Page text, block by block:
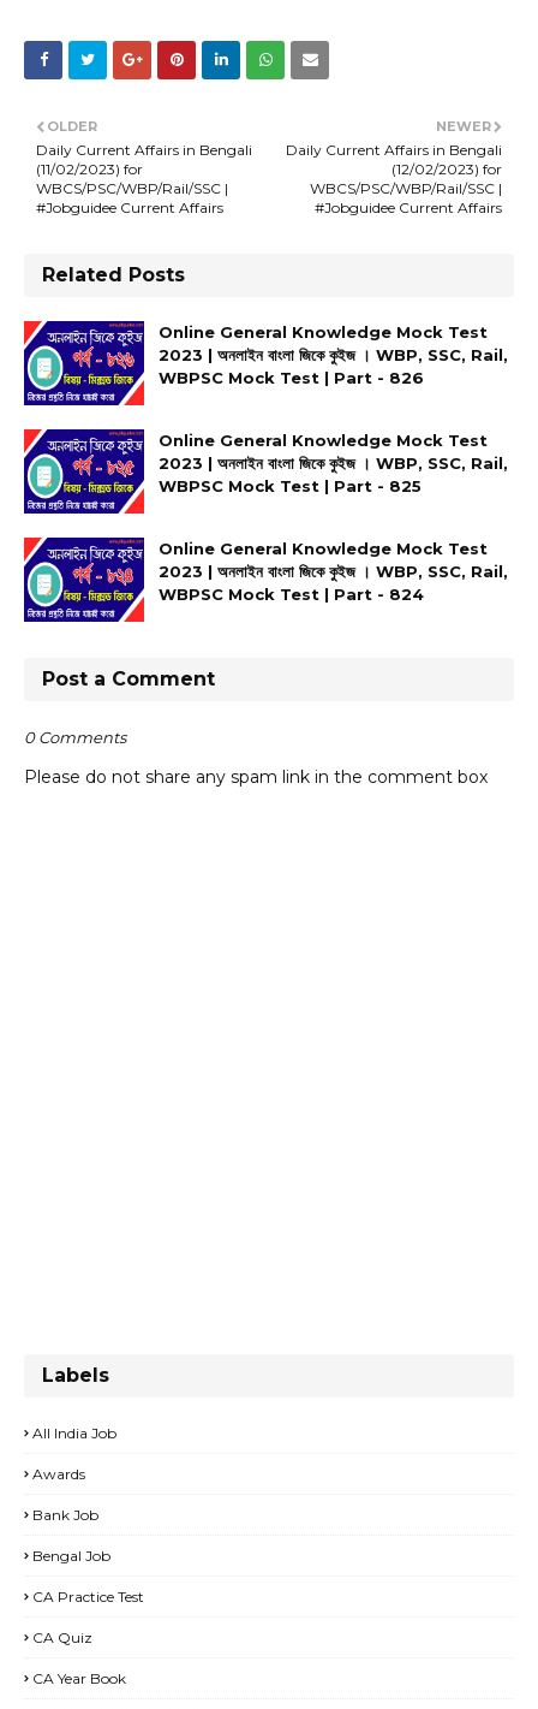
NEWER
Daily Current Affairs in Bengali
(12/02/2023) for
WBCS/PSC/WBP/Rail/SSC |
#Jobguidee Current Affairs
OLDER
Daily Current Affairs in Bengali
(11/02/2023) for
WBCS/PSC/WBP/Rail/SSC |
#Jobguidee Current Affairs
Related Posts
Online General Knowledge Mock Test
2023 | অনলাইন বাংলা জিকে কুইজ । WBP, SSC, Rail,
WBPSC Mock Test | Part - 826
Online General Knowledge Mock Test
2023 | অনলাইন বাংলা জিকে কুইজ । WBP, SSC, Rail,
WBPSC Mock Test | Part - 825
Online General Knowledge Mock Test
2023 | অনলাইন বাংলা জিকে কুইজ । WBP, SSC, Rail,
WBPSC Mock Test | Part - 824
Post a Comment
0 Comments
Please do not share any spam link in the comment box
Labels
All India Job
Awards
Bank Job
Bengal Job
CA Practice Test
CA Quiz
CA Year Book